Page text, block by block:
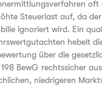
oft
Steuerlast auf, da
ignoriert wird. Ein
hebelt
über die
BewG rechtssicher
niedrigeren